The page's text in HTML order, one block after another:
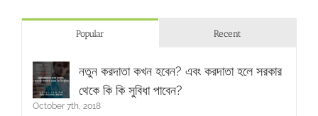
Popular Recent
নতুন করদাতা কখন হবেন? এবং করদাতা হলে সরকার
থেকে কি কি সুবিধা পাবেন?
October 7th, 2018